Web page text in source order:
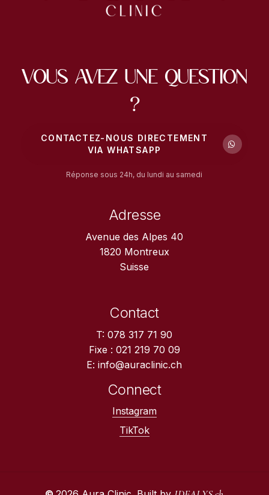
Vous avez une question
?
CONTACTEZ-NOUS DIRECTEMENT
VIA WHATSAPP
Réponse sous 24h, du lundi au samedi
Adresse
Avenue des Alpes 40
1820 Montreux
Suisse
Contact
T: 078 317 71 90
Fixe : 021 219 70 09
E: info@auraclinic.ch
Connect
Instagram
TikTok